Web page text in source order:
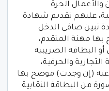
الحرة
عليهم تقديم شهادة
تبين صافى الدخل
مهنة المتقدم،
البطاقة الضريبية
والحرفية،
(إن وجدت) موضح بها
من البطاقة النقابية